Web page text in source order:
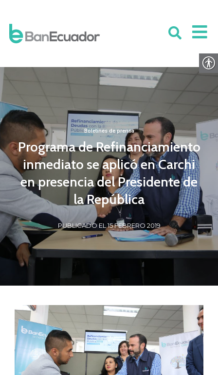
Boletines de prensa
Programa de Refinanciamiento
inmediato se aplicó en Carchi
en presencia del Presidente de
la República
PUBLICADO EL 15 FEBRERO 2019